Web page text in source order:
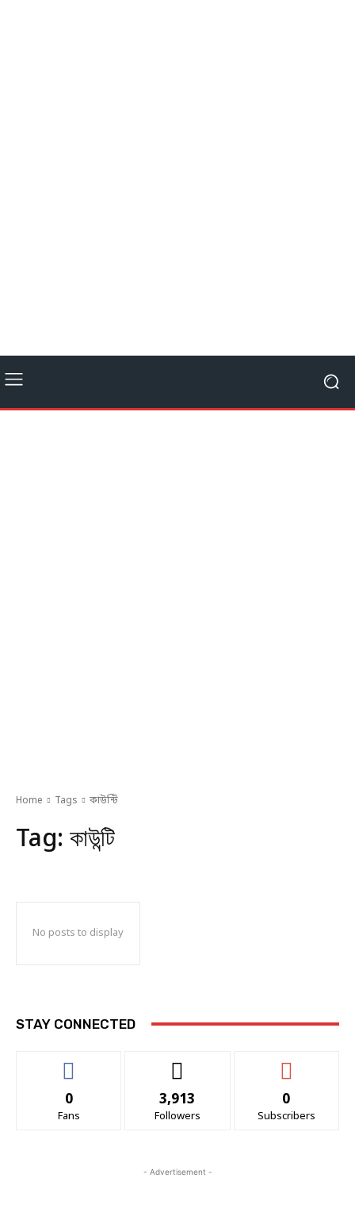
Home Tags কাউন্টি
Tag: কাউন্টি
No posts to display
STAY CONNECTED
0
Fans
3,913
Followers
0
Subscribers
- Advertisement -